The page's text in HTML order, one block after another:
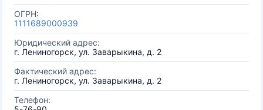
ОГРН:
1111689000939
Юридический адрес:
г. Лениногорск, ул. Заварыкина, д. 2
Фактический адрес:
г. Лениногорск, ул. Заварыкина, д. 2
Телефон: